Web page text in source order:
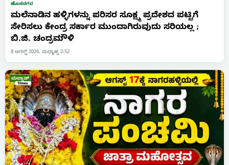
ಹೊಸನಗರ
ಮಲೆನಾಡಿನ ಹಳ್ಳಿಗಳನ್ನು ಪರಿಸರ ಸೂಕ್ಷ್ಮ ಪ್ರದೇಶದ ಪಟ್ಟಿಗೆ
ಸೇರಿಸಲು ಕೇಂದ್ರ ಸರ್ಕಾರ ಮುಂದಾಗಿರುವುದು ಸರಿಯಲ್ಲ ;
ಬಿ.ಜಿ. ಚಂದ್ರಮೌಳಿ
8 ಆಗಸ್ಟ್ 2026, ಮಧ್ಯಾಹ್ನ 2:52